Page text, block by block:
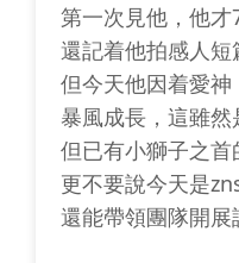
第一次見他，他才
還記着他拍感人短
但今天他因着愛神
暴風成長，這雖然
但已有小獅子之首
更不要說今天是
還能帶領團隊開展